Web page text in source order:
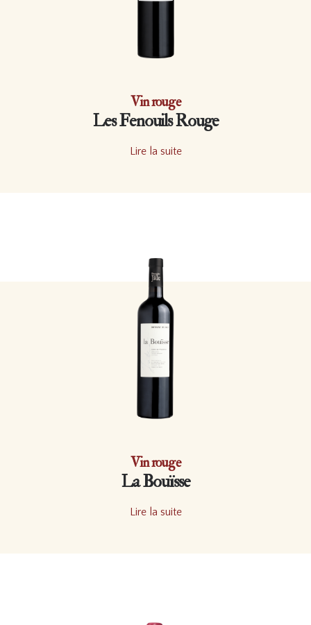
Vin rouge
Les Fenouils Rouge
Lire la suite
Vin rouge
La Bouïsse
Lire la suite